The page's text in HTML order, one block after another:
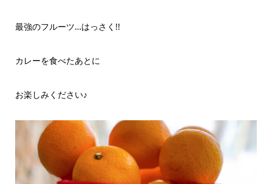
最強のフルーツ…はっさく!!
カレーを食べたあとに
お楽しみください♪